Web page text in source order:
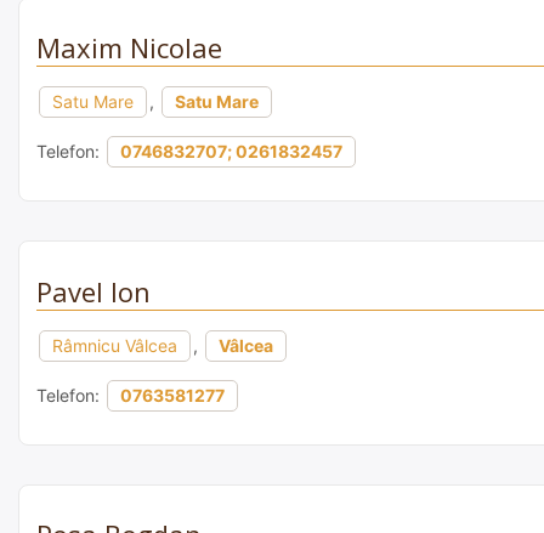
Maxim Nicolae
Satu Mare , Satu Mare
Telefon: 0746832707; 0261832457
Pavel Ion
Râmnicu Vâlcea , Vâlcea
Telefon: 0763581277